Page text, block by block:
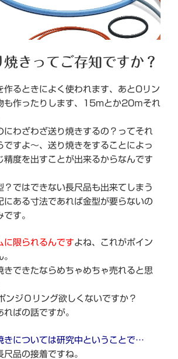
焼きってご存知ですか？
作るときによく使われます、あとOリン
も作ったりします、15mとか20ｍそれ
にわざわざ送り焼きするの？ってそれ
ですよ～、送り焼きをすることによっ
精度を出すことが出来るからなんです
？ではできない長尺品も出来てしまう
にある寸法であれば金型が要らないの
す。
に限られるんですよね、これがポイン
きできたならめちゃめちゃ売れると思
ジОリング欲しくないですか？
ばの話ですが。
きについては研究中ということで…
品の接着ですね。